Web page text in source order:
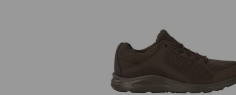
e.s. O1 Chaussures professionnelles